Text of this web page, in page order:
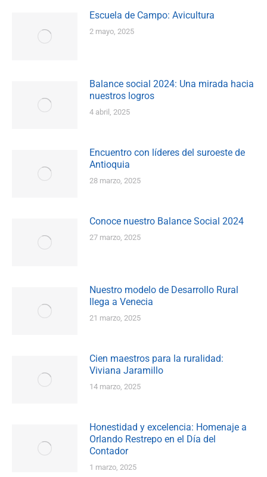
Escuela de Campo: Avicultura
2 mayo, 2025
Balance social 2024: Una mirada hacia
nuestros logros
4 abril, 2025
Encuentro con líderes del suroeste de
Antioquia
28 marzo, 2025
Conoce nuestro Balance Social 2024
27 marzo, 2025
Nuestro modelo de Desarrollo Rural
llega a Venecia
21 marzo, 2025
Cien maestros para la ruralidad:
Viviana Jaramillo
14 marzo, 2025
Honestidad y excelencia: Homenaje a
Orlando Restrepo en el Día del
Contador
1 marzo, 2025